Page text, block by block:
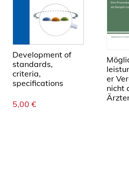
Development of
standards,
criteria,
specifications
5,00 €
er
nicht